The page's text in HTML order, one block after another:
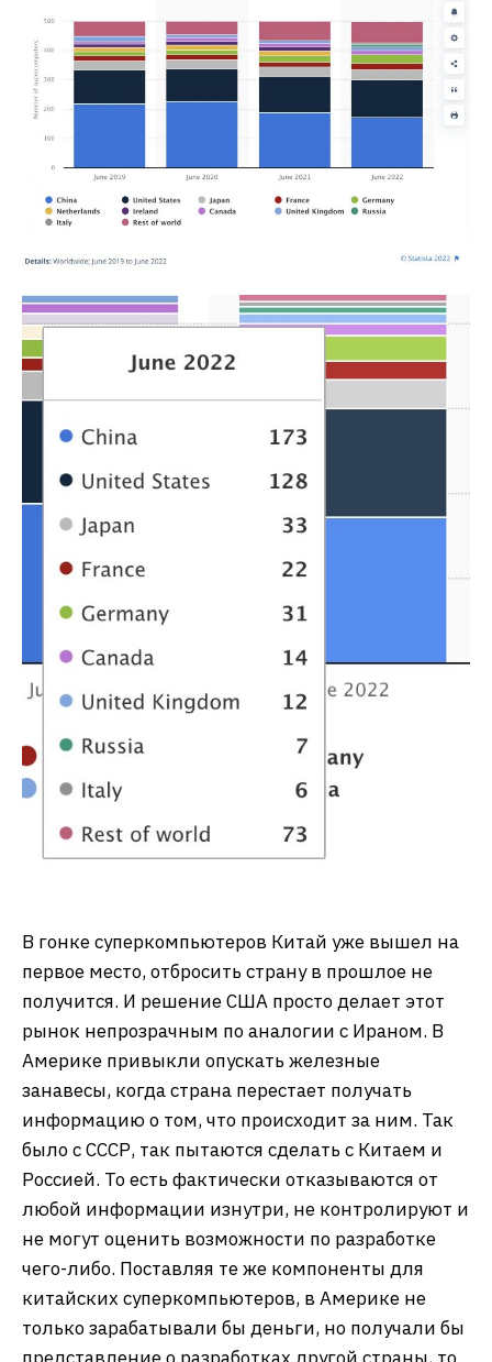
В гонке суперкомпьютеров Китай уже вышел на
первое место, отбросить страну в прошлое не
получится. И решение США просто делает этот
рынок непрозрачным по аналогии с Ираном. В
Америке привыкли опускать железные
занавесы, когда страна перестает получать
информацию о том, что происходит за ним. Так
было с СССР, так пытаются сделать с Китаем и
Россией. То есть фактически отказываются от
любой информации изнутри, не контролируют и
не могут оценить возможности по разработке
чего-либо. Поставляя те же компоненты для
китайских суперкомпьютеров, в Америке не
только зарабатывали бы деньги, но получали бы